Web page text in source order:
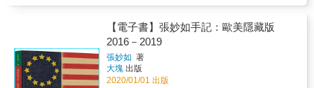
惱嗎？ 相信絕大部分的人答案都是肯定的！ 人
不保留付出，就可以獲得期望的回應， 所以才
會在情感的路上受傷， 不過卻也因為受傷過，
才能懂得什麼值得珍惜， 即使放下了，也還是
偶爾會想起。 親情、友情或是愛情方面的困
擾， 幾乎天天都會收到相關私訊， RingRing
RingRing這個名字，藏了一個小小含意， 直接
翻譯是「響響」， 希望大家看了這些小語能多
有的，多看看自己擁有的； 有時候回想 就算碰
到再多的困難，最後也都是 笑笑成了人生的舊
【電子書】張妙如手記：歐美隱藏版
2016－2019
張妙如 著
大塊 出版
2020/01/01 出版